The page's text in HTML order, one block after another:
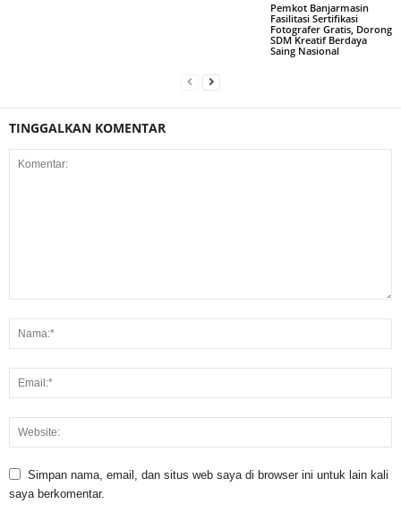
Pemkot Banjarmasin
Fasilitasi Sertifikasi
Fotografer Gratis, Dorong
SDM Kreatif Berdaya
Saing Nasional
TINGGALKAN KOMENTAR
Simpan nama, email, dan situs web saya di browser ini untuk lain kali
saya berkomentar.